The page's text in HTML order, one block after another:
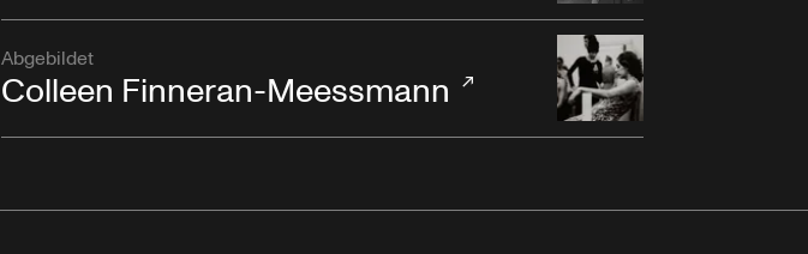
Abgebildet
Colleen Finneran-Meessmann